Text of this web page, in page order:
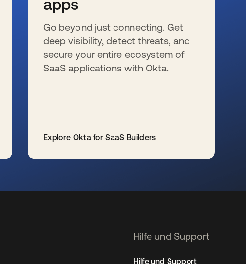
apps
Go beyond just connecting. Get
deep visibility, detect threats, and
secure your entire ecosystem of
SaaS applications with Okta.
Explore Okta for SaaS Builders
Hilfe und Support
Hilfe und Support